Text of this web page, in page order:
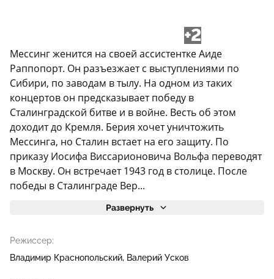
+2
Мессинг женится на своей ассистентке Аиде
Раппопорт. Он разъезжает с выступлениями по
Сибири, по заводам в тылу. На одном из таких
концертов он предсказывает победу в
Сталинградской битве и в войне. Весть об этом
доходит до Кремля. Берия хочет уничтожить
Мессинга, но Сталин встает на его защиту. По
приказу Иосифа Виссарионовича Вольфа переводят
в Москву. Он встречает 1943 год в столице. После
победы в Сталинграде Вер...
Развернуть
Режиссер:
Владимир Краснопольский Валерий Усков